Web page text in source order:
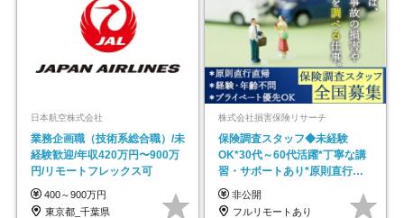
日本航空株式会社
業務企画職（技術系総合職）/未
経験歓迎/年収420万円〜900万
円/リモートフレックス可
400～900万円
東京都_千葉県
株式会社損害保険リサーチ
保険調査スタッフ◆未経験
OK*30代～60代活躍*丁寧な講
習・サポートあり*原則直行直
帰／全国募集・業務委託
非公開
フルリモートあり